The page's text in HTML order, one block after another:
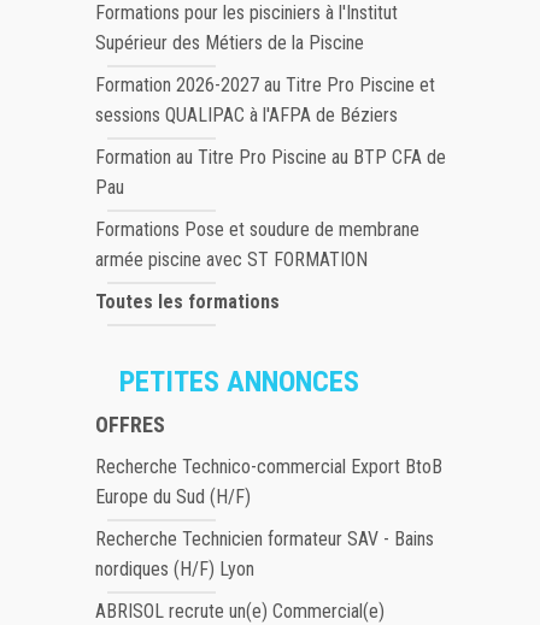
Formations pour les pisciniers à l'Institut
Supérieur des Métiers de la Piscine
Formation 2026-2027 au Titre Pro Piscine et
sessions QUALIPAC à l'AFPA de Béziers
Formation au Titre Pro Piscine au BTP CFA de
Pau
Formations Pose et soudure de membrane
armée piscine avec ST FORMATION
Toutes les formations
PETITES ANNONCES
OFFRES
Recherche Technico-commercial Export BtoB
Europe du Sud (H/F)
Recherche Technicien formateur SAV - Bains
nordiques (H/F) Lyon
ABRISOL recrute un(e) Commercial(e)